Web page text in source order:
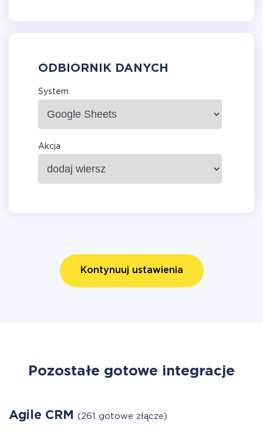
ODBIORNIK DANYCH
System
Akcja
Kontynuuj ustawienia
Pozostałe gotowe integracje
Agile CRM (261 gotowe złącze)